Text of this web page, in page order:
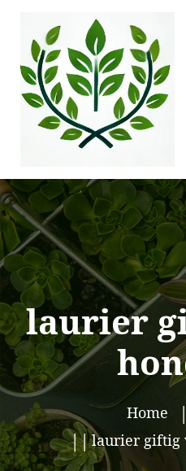
laurier
Home
laurier giftig